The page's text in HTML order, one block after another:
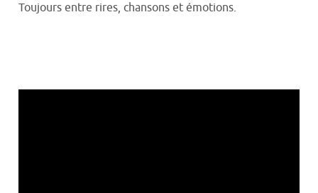
Toujours entre rires, chansons et émotions.